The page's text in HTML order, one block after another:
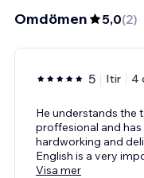
Omdömen 5,0(2)
5 Itir 4
He understands the
proffesional and
hardworking and
English is a very
Visa mer